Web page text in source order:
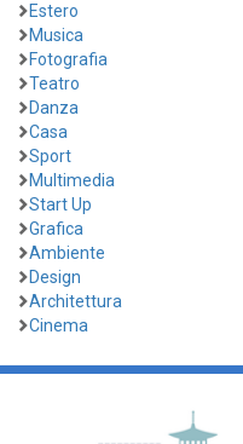
Estero
Musica
Fotografia
Teatro
Danza
Casa
Sport
Multimedia
Start Up
Grafica
Ambiente
Design
Architettura
Cinema